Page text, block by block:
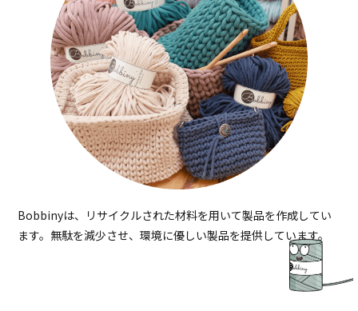
Bobbinyは、リサイクルされた材料を用いて製品を作成してい
ます。無駄を減少させ、環境に優しい製品を提供しています。